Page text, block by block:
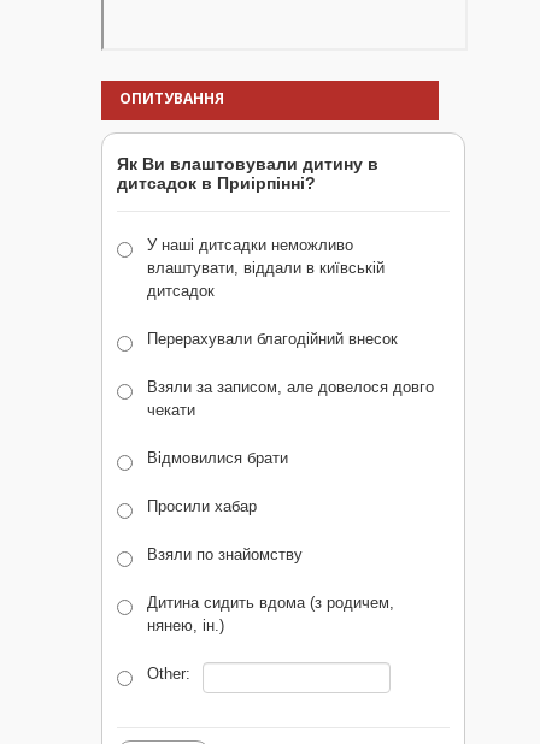
ОПИТУВАННЯ
Як Ви влаштовували дитину в
дитсадок в Приірпінні?
У наші дитсадки неможливо
влаштувати, віддали в київській
дитсадок
Перерахували благодійний внесок
Взяли за записом, але довелося довго
чекати
Відмовилися брати
Просили хабар
Взяли по знайомству
Дитина сидить вдома (з родичем,
нянею, ін.)
Other: